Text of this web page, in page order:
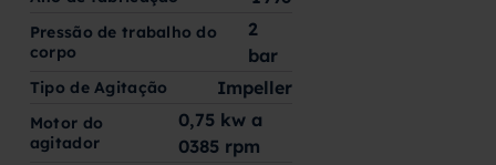
Pressão de trabalho do
corpo
2
bar
Tipo de Agitação Impeller
Motor do
agitador
0,75 kw a
0385 rpm